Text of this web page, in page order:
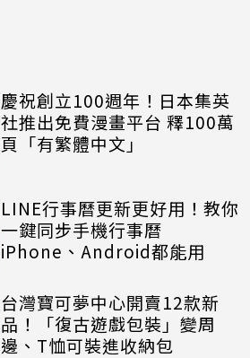
慶祝創立100週年！日本集英
社推出免費漫畫平台 釋100萬
頁「有繁體中文」
LINE行事曆更新更好用！教你
一鍵同步手機行事曆
iPhone、Android都能用
台灣寶可夢中心開賣12款新
品！「復古遊戲包裝」變周
邊、T恤可裝進收納包